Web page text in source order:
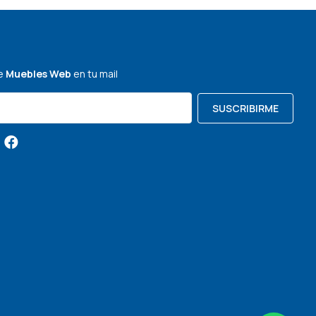
Muebles Web en tu mail
SUSCRIBIRME